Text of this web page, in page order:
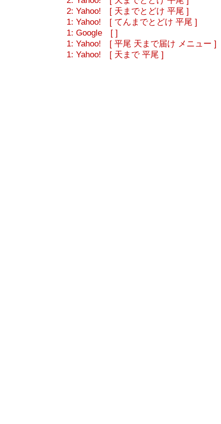
2: Yahoo! [ 天までとどけ 平尾 ]
1: Yahoo! [ てんまでとどけ 平尾 ]
1: Google [ ]
1: Yahoo! [ 平尾 天まで届け メニュー ]
1: Yahoo! [ 天まで 平尾 ]